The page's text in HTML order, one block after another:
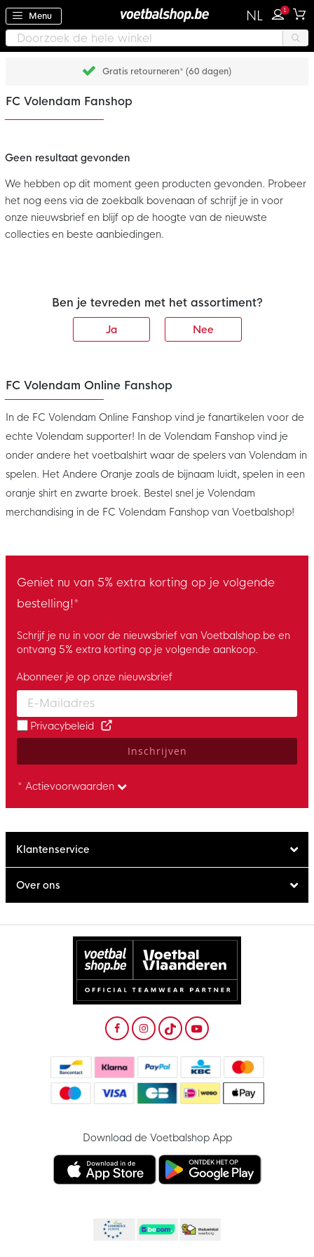
Menu NL 1
Gratis retourneren* (60 dagen)
FC Volendam Fanshop
Geen resultaat gevonden
We hebben op dit moment geen producten gevonden. Probeer
het nog eens via de zoekbalk bovenaan of schrijf je in voor
onze nieuwsbrief en blijf op de hoogte van de nieuwste
collecties en beste aanbiedingen.
Ben je tevreden met het assortiment?
Ja Nee
FC Volendam Online Fanshop
In de FC Volendam Online Fanshop vind je fanartikelen voor de
echte Volendam supporter! In de Volendam Fanshop vind je
onder andere het voetbalshirt waar de spelers van Volendam in
spelen. Het Andere Oranje zoals de bijnaam luidt, spelen in een
oranje shirt en zwarte broek. Bestel snel je Volendam
merchandising in de FC Volendam Fanshop van Voetbalshop!
Geniet nu van 5% extra korting op je volgende
bestelling!*
Schrijf je nu in voor de nieuwsbrief van Voetbalshop.be en
ontvang 5% extra korting op je volgende aankoop.
Enter your email and accept the privacy policy to subscribe to
Abonneer je op onze nieuwsbrief
Privacybeleid
Inschrijven
* Actievoorwaarden
Klantenservice
Over ons
Download de Voetbalshop App